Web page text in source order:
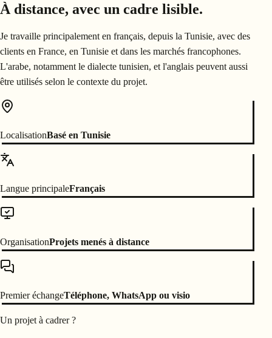
À distance, avec un cadre lisible.
Je travaille principalement en français, depuis la Tunisie, avec des
clients en France, en Tunisie et dans les marchés francophones.
L'arabe, notamment le dialecte tunisien, et l'anglais peuvent aussi
être utilisés selon le contexte du projet.
LocalisationBasé en Tunisie
Langue principaleFrançais
OrganisationProjets menés à distance
Premier échangeTéléphone, WhatsApp ou visio
Un projet à cadrer ?